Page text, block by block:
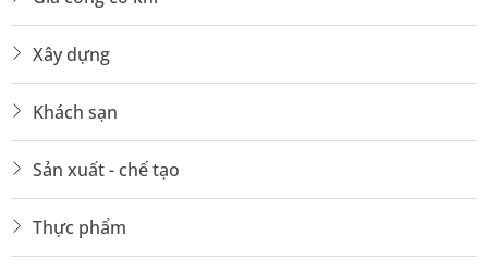
Xây dựng
Khách sạn
Sản xuất - chế tạo
Thực phẩm